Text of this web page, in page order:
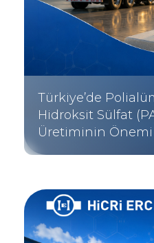
Türkiye’de
Hidroksit Sülfat
Üretiminin Önemi